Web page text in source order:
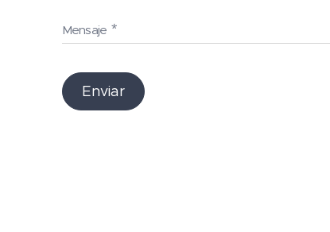
Mensaje
Enviar